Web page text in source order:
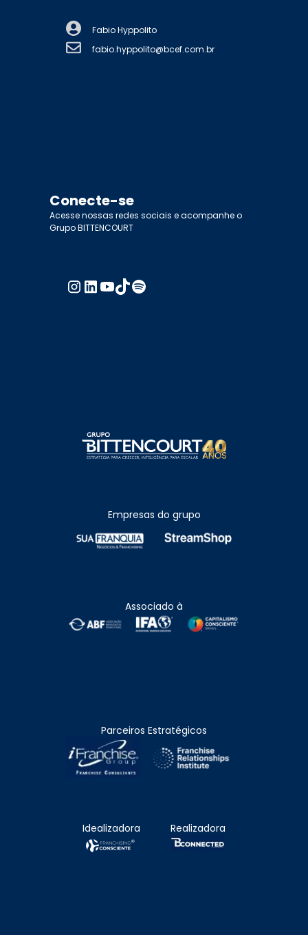
Fabio Hyppolito
fabio.hyppolito@bcef.com.br
Conecte-se
Acesse nossas redes sociais e acompanhe o
Grupo BITTENCOURT
Empresas do grupo
Associado à
Parceiros Estratégicos
Idealizadora Realizadora